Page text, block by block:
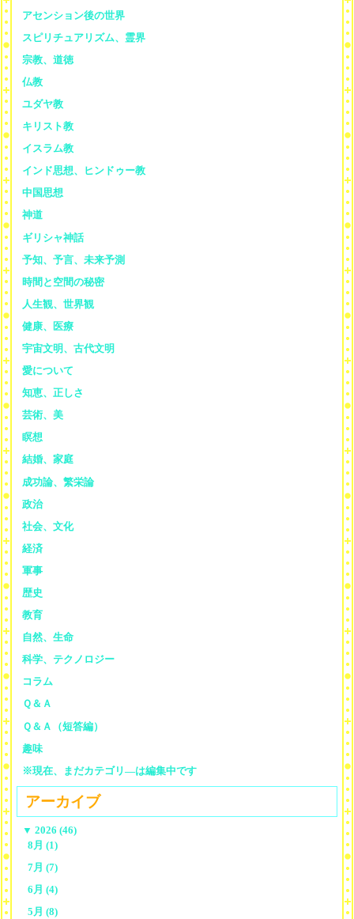
アセンション後の世界
スピリチュアリズム、霊界
宗教、道徳
仏教
ユダヤ教
キリスト教
イスラム教
インド思想、ヒンドゥー教
中国思想
神道
ギリシャ神話
予知、予言、未来予測
時間と空間の秘密
人生観、世界観
健康、医療
宇宙文明、古代文明
愛について
知恵、正しさ
芸術、美
瞑想
結婚、家庭
成功論、繁栄論
政治
社会、文化
経済
軍事
歴史
教育
自然、生命
科学、テクノロジー
コラム
Ｑ＆Ａ
Ｑ＆Ａ（短答編）
趣味
※現在、まだカテゴリ—は編集中です
アーカイブ
▼ 2026 (46)
8月 (1)
7月 (7)
6月 (4)
5月 (8)